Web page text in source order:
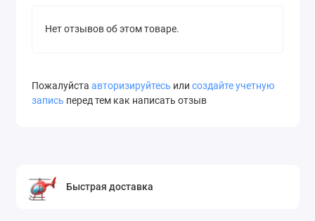
Нет отзывов об этом товаре.
Пожалуйста авторизируйтесь или создайте учетную
запись перед тем как написать отзыв
Быстрая доставка